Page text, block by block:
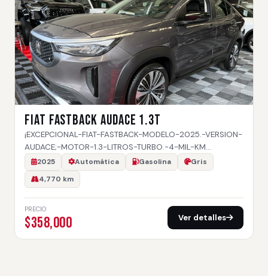
FIAT FASTBACK AUDACE 1.3T
¡EXCEPCIONAL-FIAT-FASTBACK-MODELO-2025.-VERSION-
AUDACE;-MOTOR-1.3-LITROS-TURBO.-4-MIL-KM…
2025 Automática Gasolina
Gris
4,770 km
PRECIO
$358,000 Ver detalles